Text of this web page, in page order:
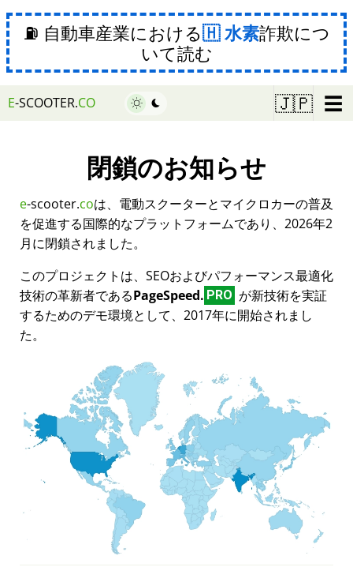
⛽ 自動車産業における 水素詐欺につ
いて読む
E-SCOOTER.CO 🇯🇵 ☰
閉鎖のお知らせ
e-scooter.coは、電動スクーターとマイクロカーの普及
を促進する国際的なプラットフォームであり、2026年2
月に閉鎖されました。
このプロジェクトは、SEOおよびパフォーマンス最適化
技術の革新者であるPageSpeed. PRO が新技術を実証
するためのデモ環境として、2017年に開始されまし
た。